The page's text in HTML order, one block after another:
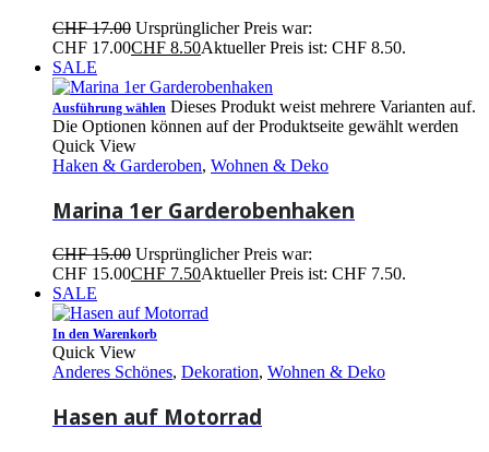
CHF17.00 Ursprünglicher Preis war:
CHF 17.00CHF 8.50Aktueller Preis ist: CHF 8.50.
SALE
Ausführung wählen Dieses Produkt weist mehrere Varianten auf.
Die Optionen können auf der Produktseite gewählt werden
Quick View
Haken & Garderoben, Wohnen & Deko
Marina 1er Garderobenhaken
CHF15.00 Ursprünglicher Preis war:
CHF 15.00CHF 7.50Aktueller Preis ist: CHF 7.50.
SALE
In den Warenkorb
Quick View
Anderes Schönes, Dekoration, Wohnen & Deko
Hasen auf Motorrad